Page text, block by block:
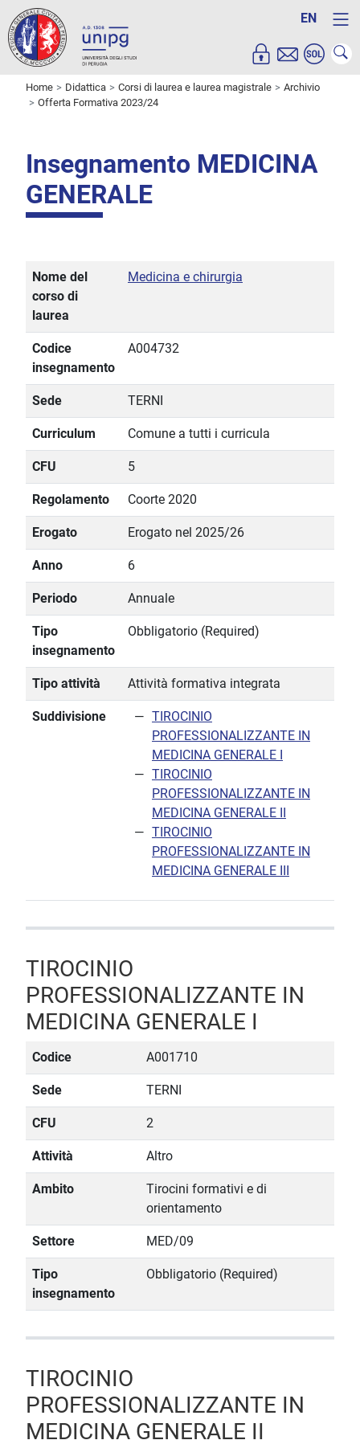
EN
Home Didattica Corsi di laurea e laurea magistrale
Archivio
Offerta Formativa 2023/24
Insegnamento MEDICINA
GENERALE
Nome del
corso di
laurea
Medicina e chirurgia
Codice
insegnamento
A004732
Sede TERNI
Curriculum Comune a tutti i curricula
CFU 5
Regolamento Coorte 2020
Erogato Erogato nel 2025/26
Anno 6
Periodo Annuale
Tipo
insegnamento
Obbligatorio (Required)
Tipo attività Attività formativa integrata
Suddivisione
TIROCINIO
PROFESSIONALIZZANTE IN
MEDICINA GENERALE I
TIROCINIO
PROFESSIONALIZZANTE IN
MEDICINA GENERALE II
TIROCINIO
PROFESSIONALIZZANTE IN
MEDICINA GENERALE III
TIROCINIO
PROFESSIONALIZZANTE IN
MEDICINA GENERALE I
Codice A001710
Sede TERNI
CFU 2
Attività Altro
Ambito
Tirocini formativi e di
orientamento
Settore MED/09
Tipo
insegnamento
Obbligatorio (Required)
TIROCINIO
PROFESSIONALIZZANTE IN
MEDICINA GENERALE II